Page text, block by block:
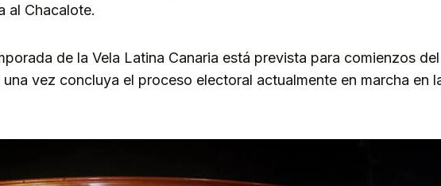
al Chacalote.
de la Vela Latina Canaria está prevista para comienzos del
una vez concluya el proceso electoral actualmente en marcha en